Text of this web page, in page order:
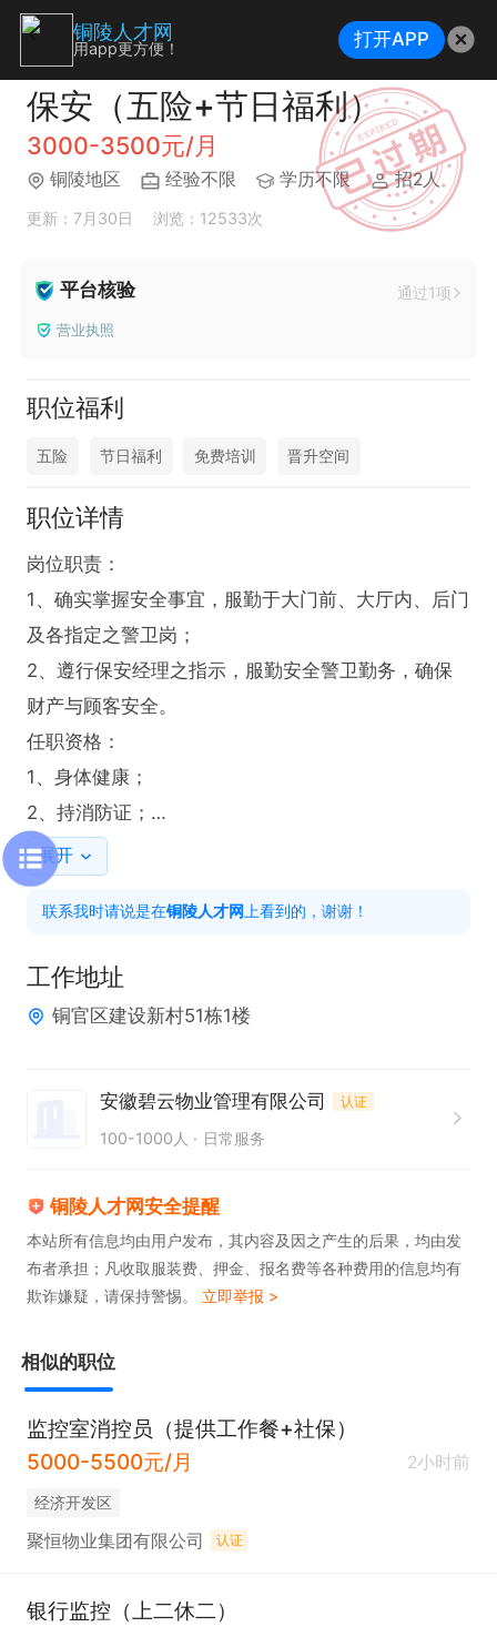
保安（五险+节日福利）
3000-3500元/月
铜陵地区 经验不限 学历不限 招2人
更新：7月30日 浏览：12533次
平台核验 通过1项
营业执照
职位福利
五险 节日福利 免费培训 晋升空间
职位详情
岗位职责：
1、确实掌握安全事宜，服勤于大门前、大厅内、后门
及各指定之警卫岗；
2、遵行保安经理之指示，服勤安全警卫勤务，确保
财产与顾客安全。
任职资格：
1、身体健康；
2、持消防证；
3、熟悉安全制度及安全器材使用、意外事件及紧急
事故之预防与安排；
4、良好的亲和力，退伍军人优先考虑。
有意向可以直接电话联系我
有意向请点击→申请职位→电话图标，联系时请说是
在铜陵人才网看到的
展开
联系我时请说是在铜陵人才网 上看到的，谢谢！
工作地址
铜官区建设新村51栋1楼
安徽碧云物业管理有限公司 认证
100-1000人 日常服务
铜陵人才网安全提醒
本站所有信息均由用户发布，其内容及因之产生的后果，均由发
布者承担；凡收取服装费、押金、报名费等各种费用的信息均有
欺诈嫌疑，请保持警惕。 立即举报 >
相似的职位
监控室消控员（提供工作餐+社保）
5000-5500元/月
2小时前
经济开发区
聚恒物业集团有限公司 认证
银行监控（上二休二）
铜陵人才网
用app更方便！ 打开APP